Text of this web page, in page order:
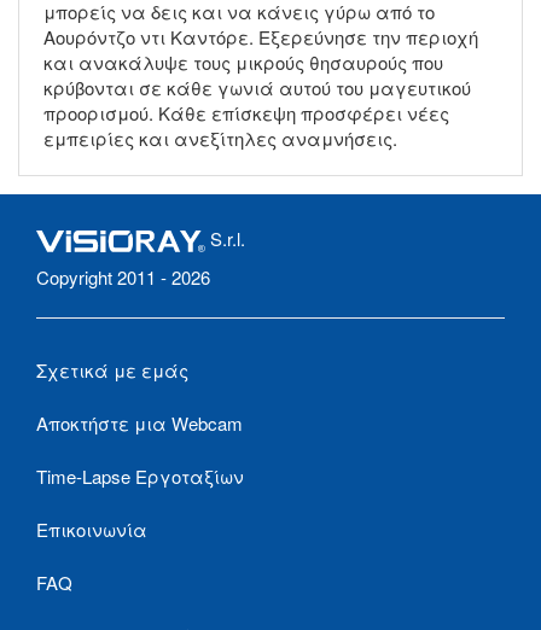
μπορείς να δεις και να κάνεις γύρω από το
Αουρόντζο ντι Καντόρε. Εξερεύνησε την περιοχή
και ανακάλυψε τους μικρούς θησαυρούς που
κρύβονται σε κάθε γωνιά αυτού του μαγευτικού
προορισμού. Κάθε επίσκεψη προσφέρει νέες
εμπειρίες και ανεξίτηλες αναμνήσεις.
S.r.l.
Copyright 2011 - 2026
Σχετικά με εμάς
Αποκτήστε μια Webcam
Time-Lapse Εργοταξίων
Επικοινωνία
FAQ